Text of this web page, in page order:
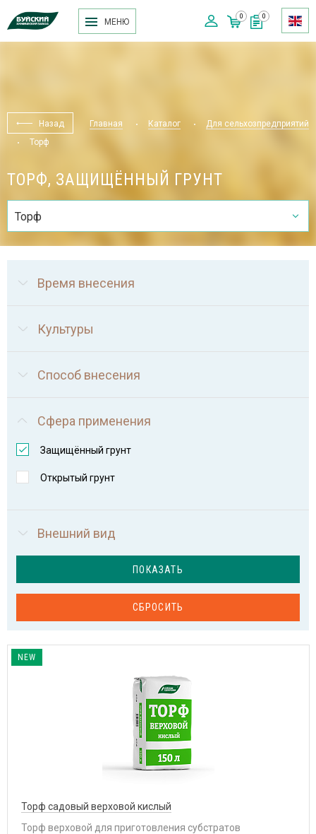
МЕНЮ
0 0
Назад Главная Каталог
Для сельхозпредприятий
Торф
ТОРФ, ЗАЩИЩЁННЫЙ ГРУНТ
Торф
Время внесения
Культуры
Способ внесения
Сфера применения
Защищённый грунт
Открытый грунт
Внешний вид
ПОКАЗАТЬ
СБРОСИТЬ
NEW
Торф садовый верховой кислый
Торф верховой для приготовления субстратов